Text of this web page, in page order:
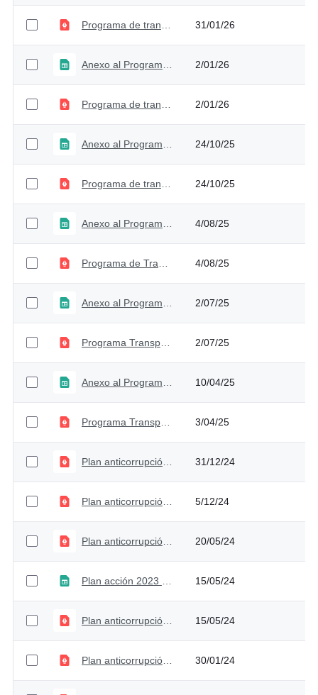
31/01/26
2/01/26
2/01/26
24/10/25
24/10/25
4/08/25
4/08/25
2/07/25
Programa Transparencia y Ética Pública - Versión 2 2/07/25
10/04/25
Programa Transparencia y Ética Pública - Versión 1 3/04/25
Plan anticorrupción y de atención al ciudadano 2024 - Versión 4 31/12/24
Plan anticorrupción y de atención al ciudadano 2024 - Versión 3 5/12/24
Plan anticorrupción y de atención al ciudadano 2024 - Versión 2 20/05/24
15/05/24
Plan anticorrupción y de atención al ciudadano 2023 - Versión 4 15/05/24
Plan anticorrupción y de atención al ciudadano 2024 - Versión 1 30/01/24